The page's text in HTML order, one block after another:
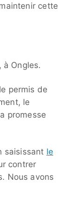
cette
à Ongles.
permis de
le
promesse
saisissant le
contrer
Nous avons